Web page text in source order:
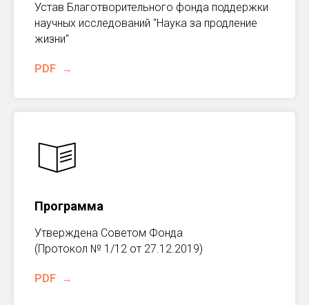
Устав Благотворительного фонда поддержки
научных исследований "Наука за продление
жизни"
PDF
Программа
Утверждена Советом Фонда
(Протокол № 1/12 от 27.12.2019)
PDF